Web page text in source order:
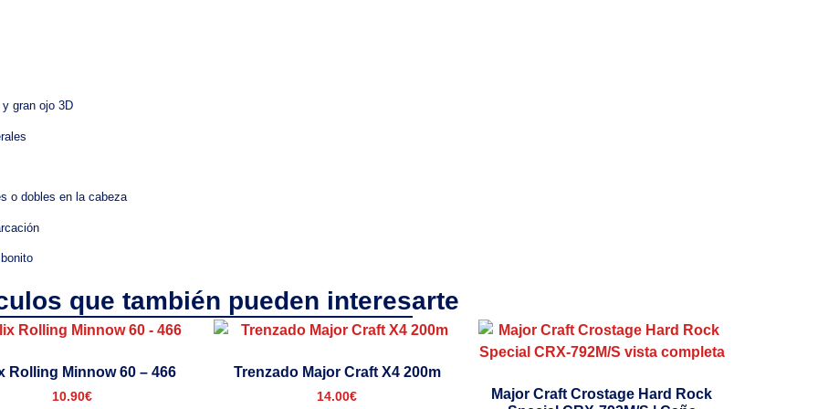
gran ojo 3D
o dobles en la cabeza
que también pueden interesarte
Rolling Minnow 60 – 466
10.90€
Trenzado Major Craft X4 200m
14.00€
Major Craft Crostage Hard Rock